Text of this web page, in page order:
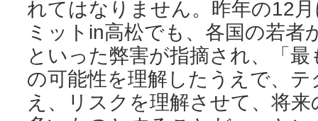
れてはなりません。昨年の12
ミットin高松でも、各国の若
といった弊害が指摘され、「
の可能性を理解したうえで、
え、リスクを理解させて、将